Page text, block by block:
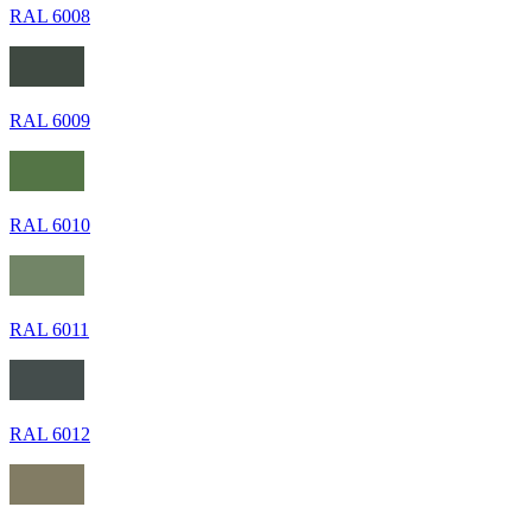
RAL 6008
RAL 6009
RAL 6010
RAL 6011
RAL 6012